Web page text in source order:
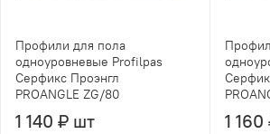
Профили для пола
одноуровневые Profilpas
Серфикс Проэнгл
PROANGLE ZG/80
1 140 ₽ шт 1